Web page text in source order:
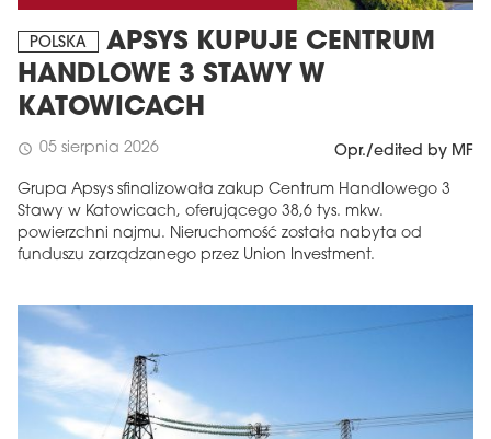
POLSKA
APSYS KUPUJE CENTRUM
HANDLOWE 3 STAWY W
KATOWICACH
schedule 05 sierpnia 2026 Opr./edited by MF
Grupa Apsys sfinalizowała zakup Centrum Handlowego 3
Stawy w Katowicach, oferującego 38,6 tys. mkw.
powierzchni najmu. Nieruchomość została nabyta od
funduszu zarządzanego przez Union Investment.
MAGAZYN
Wydanie 6 (308)
CZERWIEC 2026
Więcej w tym wydaniu
Zamów teraz!